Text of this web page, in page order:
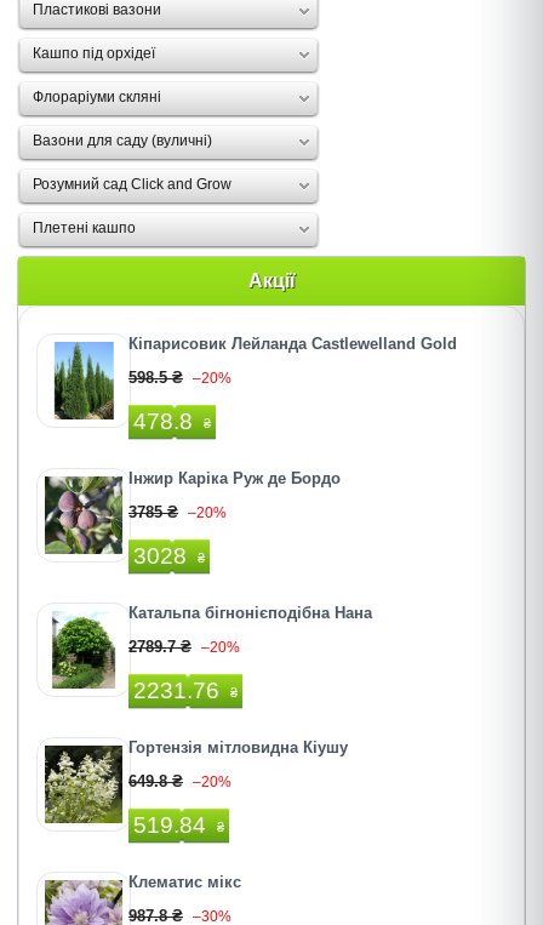
Пластикові вазони
Кашпо під орхідеї
Флораріуми скляні
Вазони для саду (вуличні)
Розумний сад Click and Grow
Плетені кашпо
Акції
Кіпарисовик Лейланда Castlewelland Gold
598.5 ₴ –20%
478.8 ₴
Інжир Каріка Руж де Бордо
3785 ₴ –20%
3028 ₴
Катальпа бігнонієподібна Нана
2789.7 ₴ –20%
2231.76 ₴
Гортензія мітловидна Кіушу
649.8 ₴ –20%
519.84 ₴
Клематис мікс
987.8 ₴ –30%